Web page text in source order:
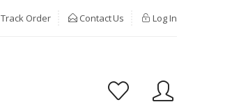
Track Order Contact Us Log In